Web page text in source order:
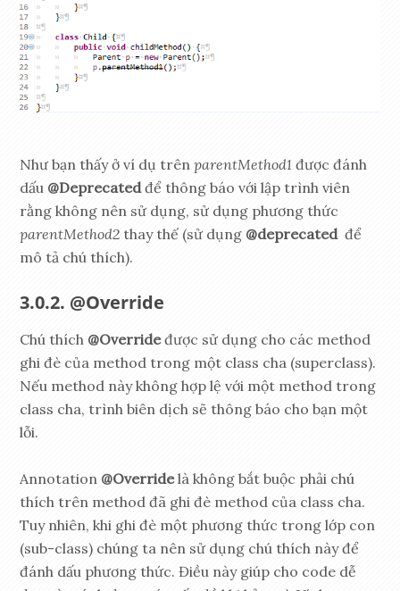
Như bạn thấy ở ví dụ trênparentMethod1 được đánh
dấu @Deprecatedđể thông báo với lập trình viên
rằng không nên sử dụng, sử dụng phương thức
parentMethod2 thay thế (sử dụng @deprecatedđể
mô tả chú thích).
@Override
Chú thích @Overrideđược sử dụng cho các method
ghi đè của method trong một class cha (superclass).
Nếu method này không hợp lệ với một method trong
class cha, trình biên dịch sẽ thông báo cho bạn một
lỗi.
Annotation @Overridelà không bắt buộc phải chú
thích trên method đã ghi đè method của class cha.
Tuy nhiên, khi ghi đè một phương thức trong lớp con
(sub-class) chúng ta nên sử dụng chú thích này để
đánh dấu phương thức. Điều này giúp cho code dễ